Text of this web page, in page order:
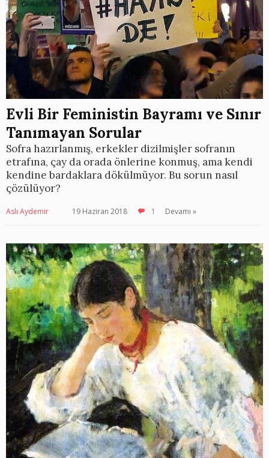
Evli Bir Feministin Bayramı ve Sınır
Tanımayan Sorular
Sofra hazırlanmış, erkekler dizilmişler sofranın
etrafına, çay da orada önlerine konmuş, ama kendi
kendine bardaklara dökülmüyor. Bu sorun nasıl
çözülüyor?
Aslı Aydemir 19 Haziran 2018 1 Devamı »